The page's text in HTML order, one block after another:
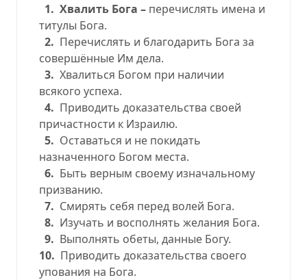
1. Хвалить Бога – перечислять имена и
титулы Бога.
2. Перечислять и благодарить Бога за
совершённые Им дела.
3. Хвалиться Богом при наличии
всякого успеха.
4. Приводить доказательства своей
причастности к Израилю.
5. Оставаться и не покидать
назначенного Богом места.
6. Быть верным своему изначальному
призванию.
7. Смирять себя перед волей Бога.
8. Изучать и восполнять желания Бога.
9. Выполнять обеты, данные Богу.
10. Приводить доказательства своего
упования на Бога.